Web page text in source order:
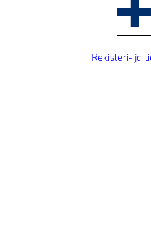
Rekisteri- ja